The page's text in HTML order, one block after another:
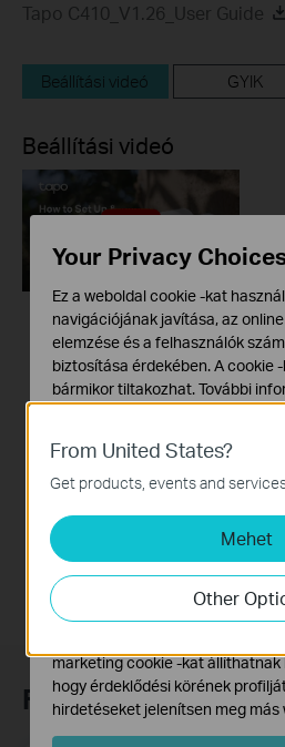
Tapo C410_V1.26_User Guide
Beállítási videó GYIK
Beállítási videó
How to Set Up &
Mount Your Tapo
Smart Wire-Free
Security Camera:
Tapo
C410/C402/TC82
Feliratkozás a
From United States?
Get products, events and
Mehet
Other
Your Privacy
Ez a weboldal cookie -kat
navigációjának javítása, az
elemzése és a felhasználók
biztosítása érdekében. A cookie
bármikor tiltakozhat. További
Alap Cookie-k
Ezek a cookie -k a webhely
és nem tilthatók le a
Marketing és Elemző Cookie-k
Az elemző cookie -k lehetővé
elemezzük weboldalunkon
javítsuk és módosítsuk
marketing cookie -kat állíthatnak
hogy érdeklődési körének
hirdetéseket jelenítsen meg más